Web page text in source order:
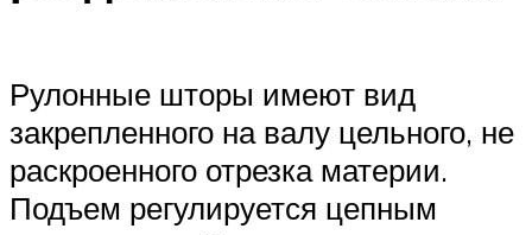
Рулонные шторы имеют вид
закрепленного на валу цельного, не
раскроенного отрезка материи.
Подъем регулируется цепным